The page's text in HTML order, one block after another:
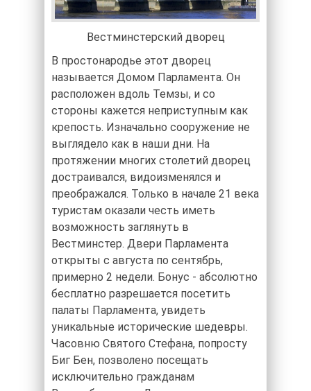
Вестминстерский дворец
В простонародье этот дворец
называется Домом Парламента. Он
расположен вдоль Темзы, и со
стороны кажется неприступным как
крепость. Изначально сооружение не
выглядело как в наши дни. На
протяжении многих столетий дворец
достраивался, видоизменялся и
преображался. Только в начале 21 века
туристам оказали честь иметь
возможность заглянуть в
Вестминстер. Двери Парламента
открыты с августа по сентябрь,
примерно 2 недели. Бонус - абсолютно
бесплатно разрешается посетить
палаты Парламента, увидеть
уникальные исторические шедевры.
Часовню Святого Стефана, попросту
Биг Бен, позволено посещать
исключительно гражданам